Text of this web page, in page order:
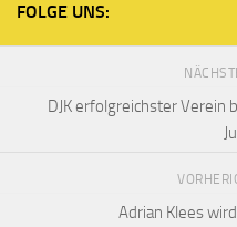
FOLGE UNS:
DJK erfolgreichster Verein
Adrian Klees